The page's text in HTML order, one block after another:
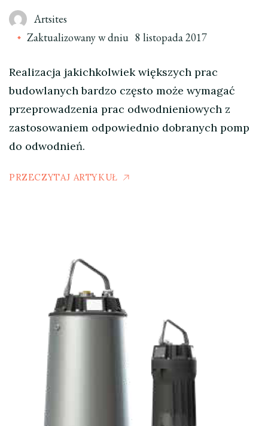
Artsites
Zaktualizowany w dniu 8 listopada 2017
Realizacja jakichkolwiek większych prac
budowlanych bardzo często może wymagać
przeprowadzenia prac odwodnieniowych z
zastosowaniem odpowiednio dobranych pomp
do odwodnień.
PRZECZYTAJ ARTYKUŁ